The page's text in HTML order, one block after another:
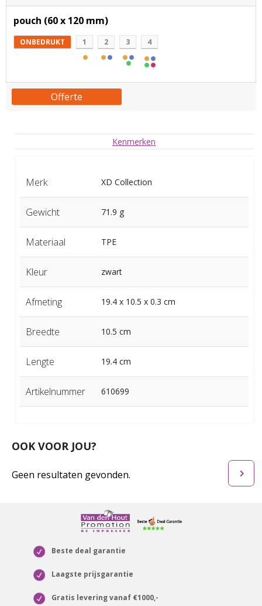
pouch (60 x 120 mm)
ONBEDRUKT 1 2 3 4
Offerte
Kenmerken
Merk XD Collection
Gewicht 71.9 g
Materiaal TPE
Kleur zwart
Afmeting 19.4 x 10.5 x 0.3 cm
Breedte 10.5 cm
Lengte 19.4 cm
Artikelnummer 610699
OOK VOOR JOU?
Geen resultaten gevonden.
Beste deal garantie
Laagste prijsgarantie
Gratis levering vanaf €1000,-